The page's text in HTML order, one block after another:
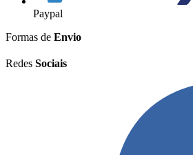
Paypal
Formas de Envio
Redes Sociais